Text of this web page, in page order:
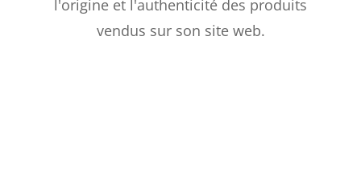
l'origine et l'authenticité des produits
vendus sur son site web.